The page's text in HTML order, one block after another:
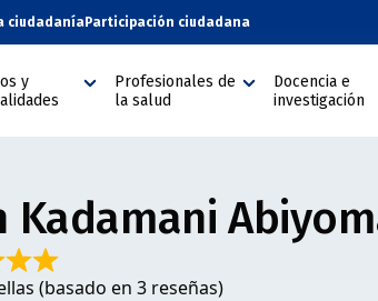
ciudadanía Participación ciudadana
y
Profesionales de
la salud
Docencia e
investigación
Kadamani
(basado en 3 reseñas)